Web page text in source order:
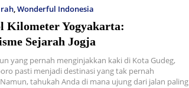
,Wonderful Indonesia
Kilometer Yogyakarta:
Sejarah Jogja
yang pernah menginjakkan kaki di Kota Gudeg,
pasti menjadi destinasi yang tak pernah
tahukah Anda di mana ujung dari jalan paling